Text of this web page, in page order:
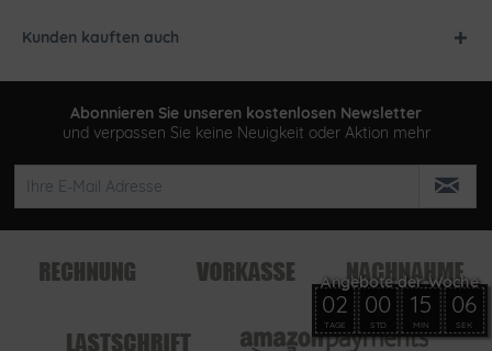
Kunden kauften auch
Abonnieren Sie unseren kostenlosen Newsletter
und verpassen Sie keine Neuigkeit oder Aktion mehr
02
TAGE
00
STD
15
MIN
06
SEK